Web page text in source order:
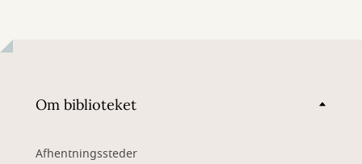
Om biblioteket
Afhentningssteder